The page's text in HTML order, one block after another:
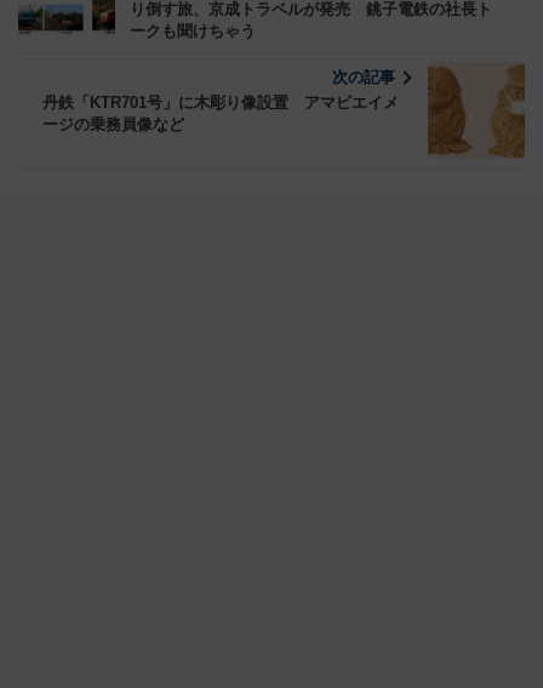
り倒す旅、京成トラベルが発売 銚子電鉄の社長ト
ークも聞けちゃう
次の記事
丹鉄「KTR701号」に木彫り像設置 アマビエイメ
ージの乗務員像など